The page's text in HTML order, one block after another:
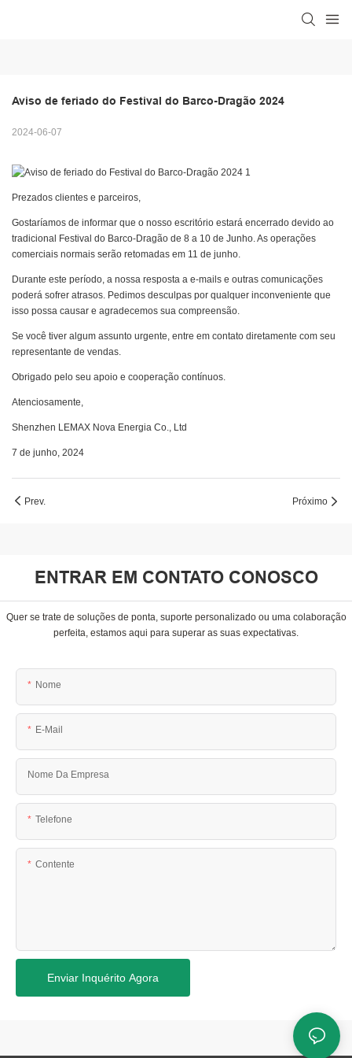
Aviso de feriado do Festival do Barco-Dragão 2024
2024-06-07
Prezados clientes e parceiros,
Gostaríamos de informar que o nosso escritório estará encerrado devido ao
tradicional Festival do Barco-Dragão de 8 a 10 de Junho. As operações
comerciais normais serão retomadas em 11 de junho.
Durante este período, a nossa resposta a e-mails e outras comunicações
poderá sofrer atrasos. Pedimos desculpas por qualquer inconveniente que
isso possa causar e agradecemos sua compreensão.
Se você tiver algum assunto urgente, entre em contato diretamente com seu
representante de vendas.
Obrigado pelo seu apoio e cooperação contínuos.
Atenciosamente,
Shenzhen LEMAX Nova Energia Co., Ltd
7 de junho, 2024
Prev. Próximo
ENTRAR EM CONTATO CONOSCO
Quer se trate de soluções de ponta, suporte personalizado ou uma colaboração
perfeita, estamos aqui para superar as suas expectativas.
Nome
E-Mail
Nome Da Empresa
Telefone
Contente
Enviar Inquérito Agora